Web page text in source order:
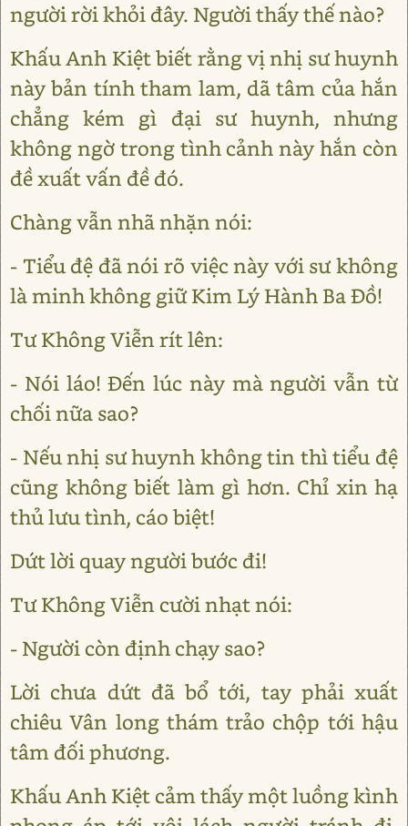
người rời khỏi đây. Người thấy thế nào?
Khấu Anh Kiệt biết rằng vị nhị sư huynh
này bản tính tham lam, dã tâm của hắn
chẳng kém gì đại sư huynh, nhưng
không ngờ trong tình cảnh này hắn còn
đề xuất vấn đề đó.
Chàng vẫn nhã nhặn nói:
- Tiểu đệ đã nói rõ việc này với sư không
là minh không giữ Kim Lý Hành Ba Đồ!
Tư Không Viễn rít lên:
- Nói láo! Đến lúc này mà người vẫn từ
chối nữa sao?
- Nếu nhị sư huynh không tin thì tiểu đệ
cũng không biết làm gì hơn. Chỉ xin hạ
thủ lưu tình, cáo biệt!
Dứt lời quay người bước đi!
Tư Không Viễn cười nhạt nói:
- Người còn định chạy sao?
Lời chưa dứt đã bổ tới, tay phải xuất
chiêu Vân long thám trảo chộp tới hậu
tâm đối phương.
Khấu Anh Kiệt cảm thấy một luồng kình